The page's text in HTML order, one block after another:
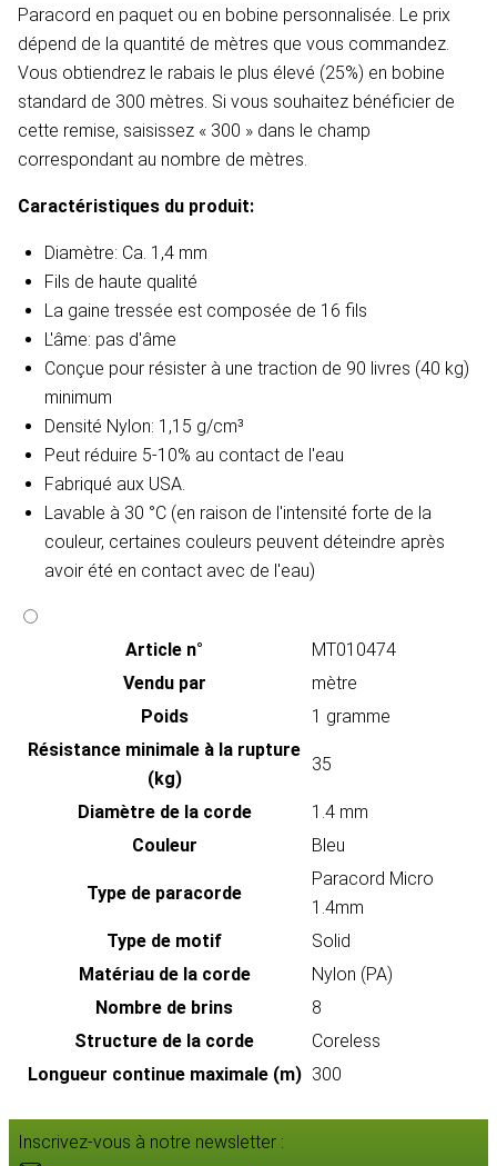
Paracord en paquet ou en bobine personnalisée. Le prix
dépend de la quantité de mètres que vous commandez.
Vous obtiendrez le rabais le plus élevé (25%) en bobine
standard de 300 mètres. Si vous souhaitez bénéficier de
cette remise, saisissez « 300 » dans le champ
correspondant au nombre de mètres.
Caractéristiques du produit:
Diamètre: Ca. 1,4 mm
Fils de haute qualité
La gaine tressée est composée de 16 fils
L'âme: pas d'âme
Conçue pour résister à une traction de 90 livres (40 kg)
minimum
Densité Nylon: 1,15 g/cm³
Peut réduire 5-10% au contact de l'eau​
Fabriqué aux USA.
Lavable à 30 °C (en raison de l'intensité forte de la
couleur, certaines couleurs peuvent déteindre après
avoir été en contact avec de l'eau)
Article n°
MT010474
Vendu par
mètre
Poids
1 gramme
Résistance minimale à la rupture
(kg)
35
Diamètre de la corde
1.4 mm
Couleur
Bleu
Type de paracorde
Paracord Micro
1.4mm
Type de motif
Solid
Matériau de la corde
Nylon (PA)
Nombre de brins
8
Structure de la corde
Coreless
Longueur continue maximale (m) 300
Inscrivez-vous à notre newsletter :